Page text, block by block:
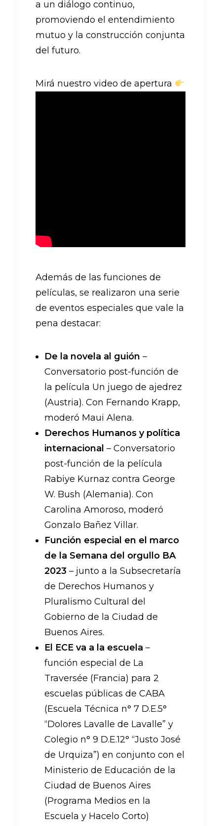
a un diálogo continuo,
promoviendo el entendimiento
mutuo y la construcción conjunta
del futuro.
Mirá nuestro video de apertura
Además de las funciones de
películas, se realizaron una serie
de eventos especiales que vale la
pena destacar:
De la novela al guión –
Conversatorio post-función de
la película Un juego de ajedrez
(Austria). Con Fernando Krapp,
moderó Maui Alena.
Derechos Humanos y política
internacional – Conversatorio
post-función de la película
Rabiye Kurnaz contra George
W. Bush (Alemania). Con
Carolina Amoroso, moderó
Gonzalo Bañez Villar.
Función especial en el marco
de la Semana del orgullo BA
2023 – junto a la Subsecretaría
de Derechos Humanos y
Pluralismo Cultural del
Gobierno de la Ciudad de
Buenos Aires.
El ECE va a la escuela –
función especial de La
Traversée (Francia) para 2
escuelas públicas de CABA
(Escuela Técnica n° 7 D.E.5°
“Dolores Lavalle de Lavalle” y
Colegio n° 9 D.E.12° “Justo José
de Urquiza”) en conjunto con el
Ministerio de Educación de la
Ciudad de Buenos Aires
(Programa Medios en la
Escuela y Hacelo Corto)